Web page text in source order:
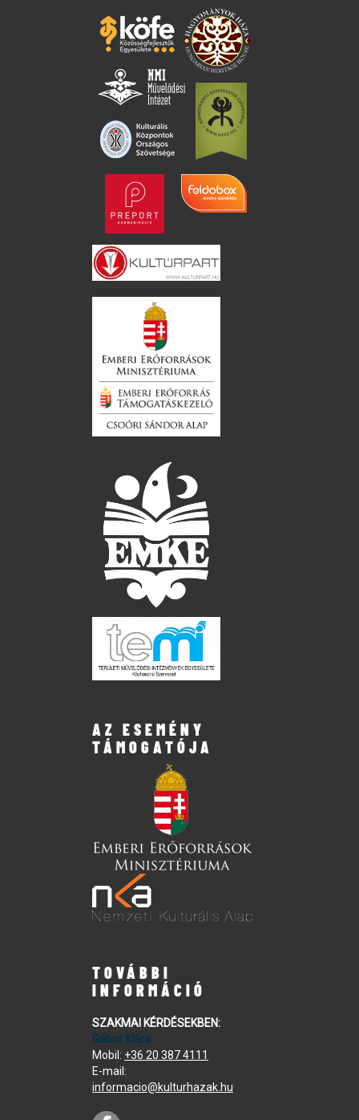
AZ ESEMÉNY
TÁMOGATÓJA
TOVÁBBI
INFORMÁCIÓ
SZAKMAI KÉRDÉSEKBEN:
Gábor Klára
Mobil: +36 20 387 4111
E-mail:
informacio@kulturhazak.hu